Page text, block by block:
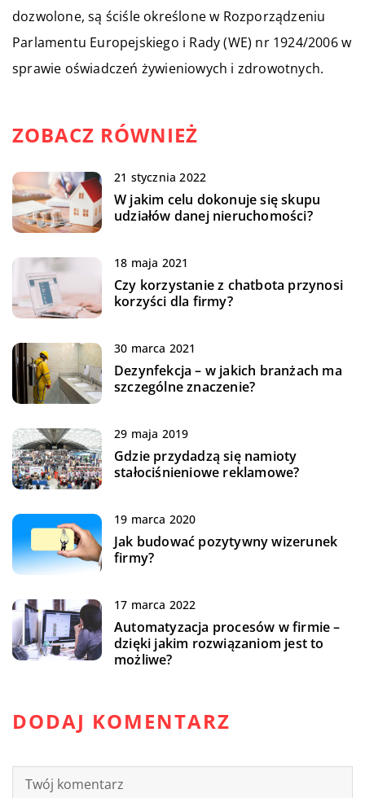
dozwolone, są ściśle określone w Rozporządzeniu
Parlamentu Europejskiego i Rady (WE) nr 1924/2006 w
sprawie oświadczeń żywieniowych i zdrowotnych.
ZOBACZ RÓWNIEŻ
21 stycznia 2022
W jakim celu dokonuje się skupu
udziałów danej nieruchomości?
18 maja 2021
Czy korzystanie z chatbota przynosi
korzyści dla firmy?
30 marca 2021
Dezynfekcja – w jakich branżach ma
szczególne znaczenie?
29 maja 2019
Gdzie przydadzą się namioty
stałociśnieniowe reklamowe?
19 marca 2020
Jak budować pozytywny wizerunek
firmy?
17 marca 2022
Automatyzacja procesów w firmie –
dzięki jakim rozwiązaniom jest to
możliwe?
DODAJ KOMENTARZ